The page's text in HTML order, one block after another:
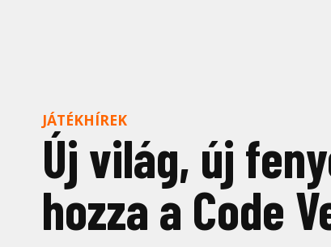
JÁTÉKHÍREK
Új világ, új
hozza a Code